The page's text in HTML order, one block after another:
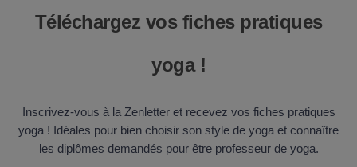
Téléchargez vos fiches pratiques
yoga !
Inscrivez-vous à la Zenletter et recevez vos fiches pratiques
yoga ! Idéales pour bien choisir son style de yoga et connaître
les diplômes demandés pour être professeur de yoga.